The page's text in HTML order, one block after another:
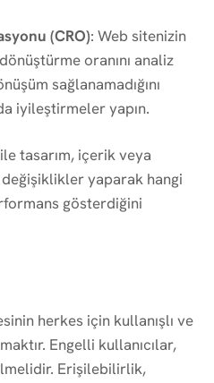
(CRO): Web sitenizin
oranını analiz
sağlanamadığını
iyileştirmeler yapın.
tasarım, içerik veya
yaparak hangi
gösterdiğini
herkes için kullanışlı ve
Engelli kullanıcılar,
Erişilebilirlik,